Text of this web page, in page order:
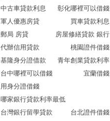
中古車貸款利息
彰化哪裡可以借錢
軍人優惠房貸
買車貸款利息
郵局 房貸
房屋修繕貸款 銀行
代辦信用貸款
桃園證件借錢
基隆身分證借款
青年創業貸款利率
台中哪裡可以借錢
宜蘭借錢
用身分證借錢
哪家銀行貸款利率最低
台灣銀行留學貸款
台北證件借錢